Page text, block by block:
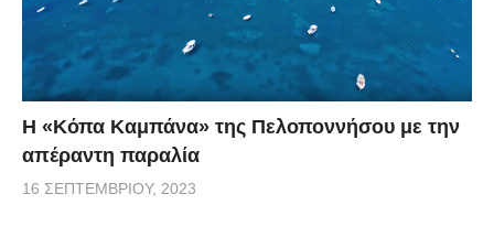
Η «Κόπα Καμπάνα» της Πελοποννήσου με την
απέραντη παραλία
16 ΣΕΠΤΕΜΒΡΊΟΥ, 2023